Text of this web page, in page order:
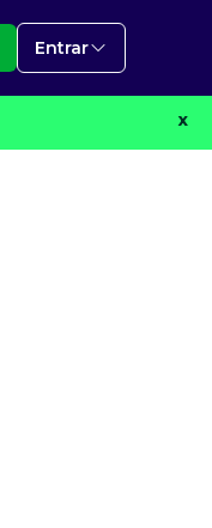
Entrar
X